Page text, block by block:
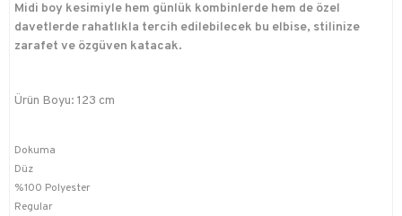
Midi boy kesimiyle hem günlük kombinlerde hem de özel
davetlerde rahatlıkla tercih edilebilecek bu elbise, stilinize
zarafet ve özgüven katacak.
Ürün Boyu: 123 cm
Dokuma
Düz
%100 Polyester
Regular